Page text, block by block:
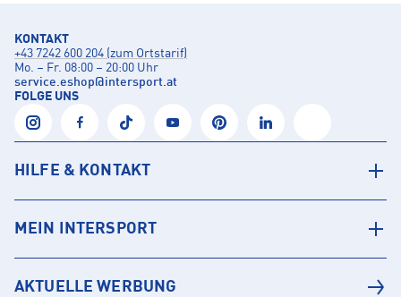
KONTAKT
+43 7242 600 204 (zum Ortstarif)
Mo. – Fr. 08:00 – 20:00 Uhr
service.eshop@intersport.at
FOLGE UNS
HILFE & KONTAKT
MEIN INTERSPORT
AKTUELLE WERBUNG